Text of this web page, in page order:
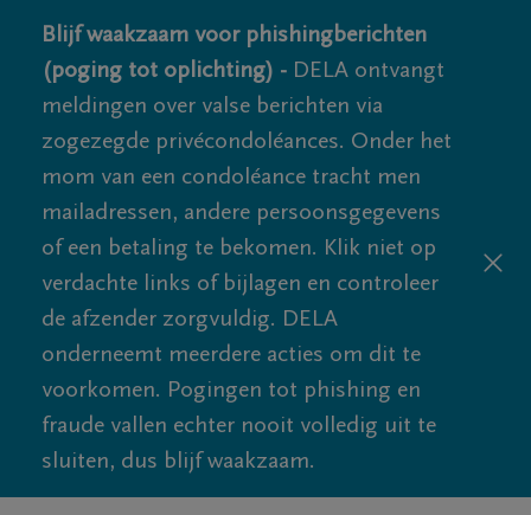
Blijf waakzaam voor phishingberichten
(poging tot oplichting) - DELA ontvangt
meldingen over valse berichten via
zogezegde privécondoléances. Onder het
mom van een condoléance tracht men
mailadressen, andere persoonsgegevens
of een betaling te bekomen. Klik niet op
verdachte links of bijlagen en controleer
de afzender zorgvuldig. DELA
onderneemt meerdere acties om dit te
voorkomen. Pogingen tot phishing en
fraude vallen echter nooit volledig uit te
sluiten, dus blijf waakzaam.